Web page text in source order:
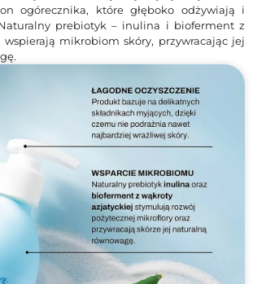
ogórecznika, które głęboko odżywiają i
prebiotyk – inulina i bioferment z
mikrobiom skóry, przywracając jej